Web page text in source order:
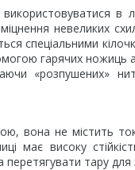
в
невеликих
спеціальними
гарячих ножиць
«розпушених»
вона не містить
має високу
тару